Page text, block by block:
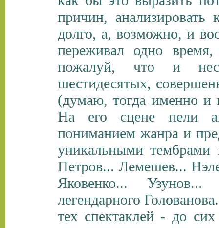
причин,
долго, а, возможно, и
переживал одно
пожалуй, что и
шестидесятых,
(думаю, тогда именно и
На его сцене пели
пониманием жанра и
уникальными тембрами
Петров... Лемешев...
Яковенко...
легендарного
тех спектаклей - до